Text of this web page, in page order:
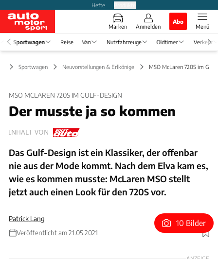
Hefte
Marken Anmelden
Abo
Menü
Sportwagen Reise Van Nutzfahrzeuge Oldtimer Verkehr
Sportwagen Neuvorstellungen & Erlkönige MSO McLaren 720S im Gulf
MSO MCLAREN 720S IM GULF-DESIGN
Der musste ja so kommen
INHALT VON
Das Gulf-Design ist ein Klassiker, der offenbar
nie aus der Mode kommt. Nach dem Elva kam es,
wie es kommen musste: McLaren MSO stellt
jetzt auch einen Look für den 720S vor.
Patrick Lang
Veröffentlicht am 21.05.2021
Foto: McLaren
10 Bilder